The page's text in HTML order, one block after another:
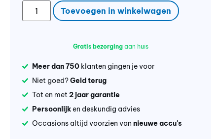
Toevoegen in winkelwagen
Gratis bezorgingaan huis
Meer dan 750 klanten gingen je voor
Niet goed?Geld terug
Tot en met2 jaar garantie
Persoonlijk en deskundig advies
Occasions altijd voorzien van nieuwe accu's